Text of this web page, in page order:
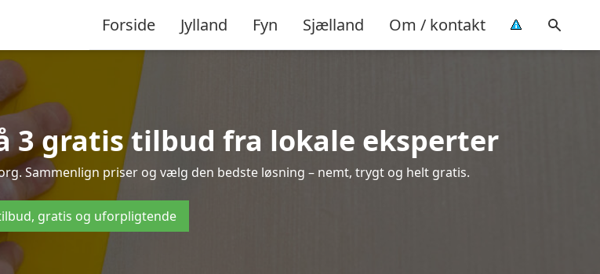
Forside Jylland Fyn Sjælland Om / kontakt
3 gratis tilbud fra lokale eksperter
Sammenlign priser og vælg den bedste løsning – nemt, trygt og helt gratis.
gratis og uforpligtende